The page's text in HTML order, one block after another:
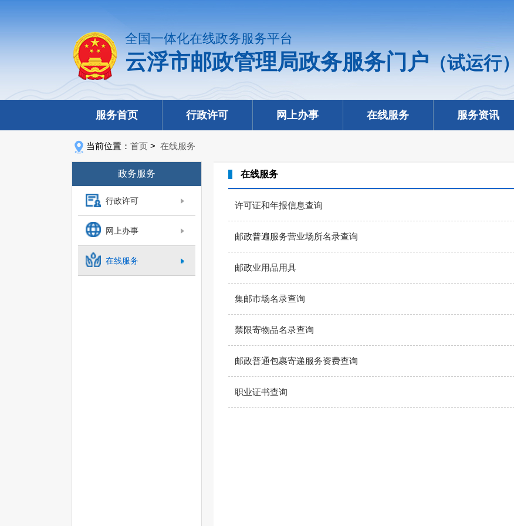
全国一体化在线政务服务平台
云浮市邮政管理局政务服务门户（试运行）
服务首页 行政许可 网上办事 在线服务 服务资讯
当前位置： 首页 > 在线服务
政务服务
行政许可
网上办事
在线服务
在线服务
许可证和年报信息查询
邮政普遍服务营业场所名录查询
邮政业用品用具
集邮市场名录查询
禁限寄物品名录查询
邮政普通包裹寄递服务资费查询
职业证书查询